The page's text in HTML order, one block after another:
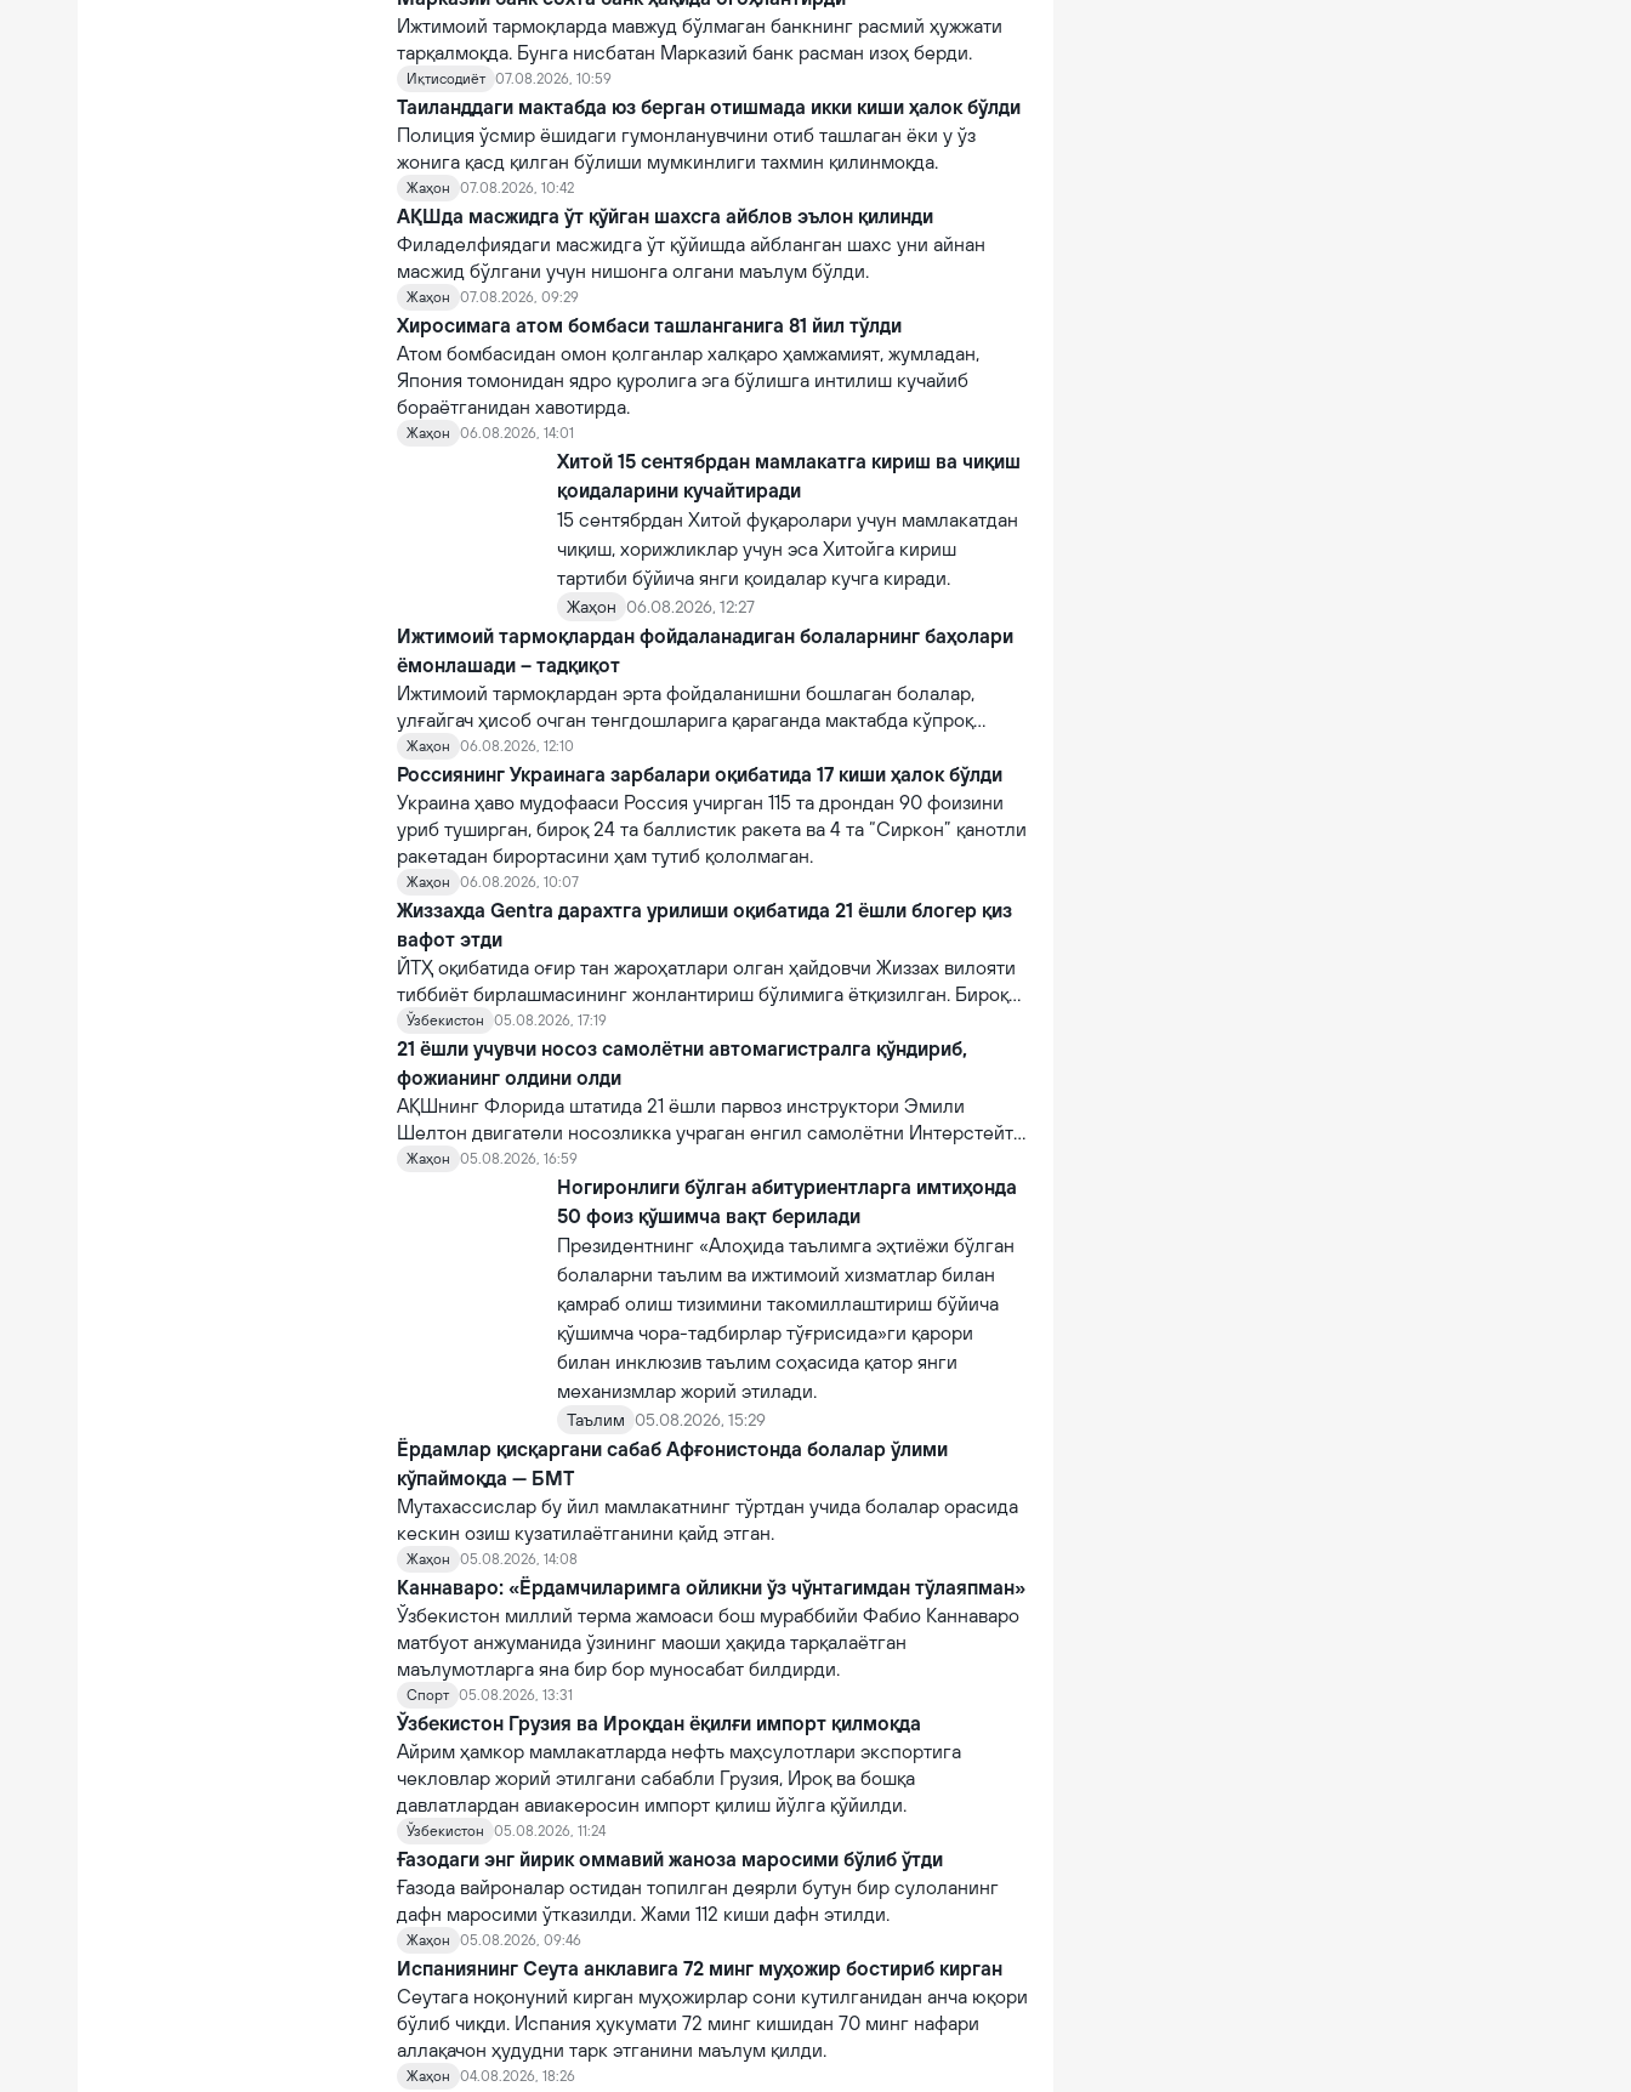
Ижтимоий тармоқларда мавжуд бўлмаган банкнинг расмий ҳужжати
тарқалмоқда. Бунга нисбатан Марказий банк расман изоҳ берди.
Иқтисодиёт 07.08.2026, 10:59
Таиланддаги мактабда юз берган отишмада икки киши ҳалок бўлди
Полиция ўсмир ёшидаги гумонланувчини отиб ташлаган ёки у ўз
жонига қасд қилган бўлиши мумкинлиги тахмин қилинмоқда.
Жаҳон 07.08.2026, 10:42
АҚШда масжидга ўт қўйган шахсга айблов эълон қилинди
Филаделфиядаги масжидга ўт қўйишда айбланган шахс уни айнан
масжид бўлгани учун нишонга олгани маълум бўлди.
Жаҳон 07.08.2026, 09:29
Хиросимага атом бомбаси ташланганига 81 йил тўлди
Атом бомбасидан омон қолганлар халқаро ҳамжамият, жумладан,
Япония томонидан ядро қуролига эга бўлишга интилиш кучайиб
бораётганидан хавотирда.
Жаҳон 06.08.2026, 14:01
Хитой 15 сентябрдан мамлакатга кириш ва чиқиш
қоидаларини кучайтиради
15 сентябрдан Хитой фуқаролари учун мамлакатдан
чиқиш, хорижликлар учун эса Хитойга кириш
тартиби бўйича янги қоидалар кучга киради.
Жаҳон 06.08.2026, 12:27
Ижтимоий тармоқлардан фойдаланадиган болаларнинг баҳолари
ёмонлашади – тадқиқот
Ижтимоий тармоқлардан эрта фойдаланишни бошлаган болалар,
улғайгач ҳисоб очган тенгдошларига қараганда мактабда кўпроқ
қийналишади.
Жаҳон 06.08.2026, 12:10
Россиянинг Украинага зарбалари оқибатида 17 киши ҳалок бўлди
Украина ҳаво мудофааси Россия учирган 115 та дрондан 90 фоизини
уриб туширган, бироқ 24 та баллистик ракета ва 4 та “Сиркон” қанотли
ракетадан бирортасини ҳам тутиб қололмаган.
Жаҳон 06.08.2026, 10:07
Жиззахда Gentra дарахтга урилиши оқибатида 21 ёшли блогер қиз
вафот этди
ЙТҲ оқибатида оғир тан жароҳатлари олган ҳайдовчи Жиззах вилояти
тиббиёт бирлашмасининг жонлантириш бўлимига ётқизилган. Бироқ
шифокорлар томонидан кўрсатилган тиббий муолажаларга
қарамасдан, у вафот этган.
Ўзбекистон 05.08.2026, 17:19
21 ёшли учувчи носоз самолётни автомагистралга қўндириб,
фожианинг олдини олди
АҚШнинг Флорида штатида 21 ёшли парвоз инструктори Эмили
Шелтон двигатели носозликка учраган енгил самолётни Интерстейт
10 автомагистралига муваффақиятли қўндириб, эҳтимолий йирик
фожианинг олдини олди.
Жаҳон 05.08.2026, 16:59
Ногиронлиги бўлган абитуриентларга имтиҳонда
50 фоиз қўшимча вақт берилади
Президентнинг «Алоҳида таълимга эҳтиёжи бўлган
болаларни таълим ва ижтимоий хизматлар билан
қамраб олиш тизимини такомиллаштириш бўйича
қўшимча чора-тадбирлар тўғрисида»ги қарори
билан инклюзив таълим соҳасида қатор янги
механизмлар жорий этилади.
Таълим 05.08.2026, 15:29
Ёрдамлар қисқаргани сабаб Афғонистонда болалар ўлими
кўпаймоқда — БМТ
Мутахассислар бу йил мамлакатнинг тўртдан учида болалар орасида
кескин озиш кузатилаётганини қайд этган.
Жаҳон 05.08.2026, 14:08
Каннаваро: «Ёрдамчиларимга ойликни ўз чўнтагимдан тўлаяпман»
Ўзбекистон миллий терма жамоаси бош мураббийи Фабио Каннаваро
матбуот анжуманида ўзининг маоши ҳақида тарқалаётган
маълумотларга яна бир бор муносабат билдирди.
Спорт 05.08.2026, 13:31
Ўзбекистон Грузия ва Ироқдан ёқилғи импорт қилмоқда
Айрим ҳамкор мамлакатларда нефть маҳсулотлари экспортига
чекловлар жорий этилгани сабабли Грузия, Ироқ ва бошқа
давлатлардан авиакеросин импорт қилиш йўлга қўйилди.
Ўзбекистон 05.08.2026, 11:24
Ғазодаги энг йирик оммавий жаноза маросими бўлиб ўтди
Ғазода вайроналар остидан топилган деярли бутун бир сулоланинг
дафн маросими ўтказилди. Жами 112 киши дафн этилди.
Жаҳон 05.08.2026, 09:46
Испаниянинг Сеута анклавига 72 минг муҳожир бостириб кирган
Сеутага ноқонуний кирган муҳожирлар сони кутилганидан анча юқори
бўлиб чиқди. Испания ҳукумати 72 минг кишидан 70 минг нафари
аллақачон ҳудудни тарк этганини маълум қилди.
Жаҳон 04.08.2026, 18:26